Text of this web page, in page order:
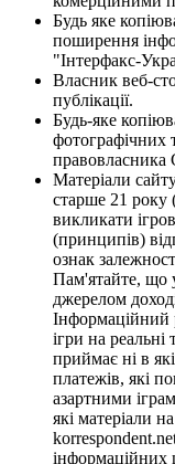
Будь яке
поширення
"Інтерфакс-
Власник веб-
публікації.
Будь-яке
фотографічних
правовласника
Матеріали
старше 21 року
викликати
(принципів)
ознак
Пам'ятайте, що
джерелом
Інформаційний
ігри на реальні
приймає ні в
платежів, які
азартними
які матеріали
інформаційних